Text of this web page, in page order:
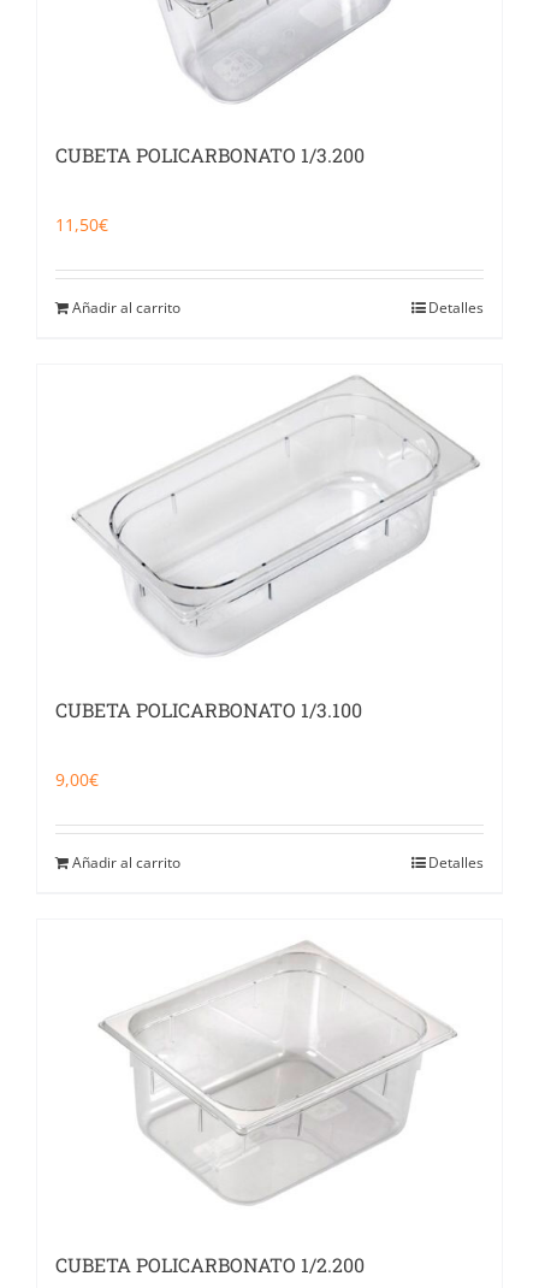
CUBETA POLICARBONATO 1/3.200
11,50€
Añadir al carrito Detalles
CUBETA POLICARBONATO 1/3.100
9,00€
Añadir al carrito Detalles
CUBETA POLICARBONATO 1/2.200